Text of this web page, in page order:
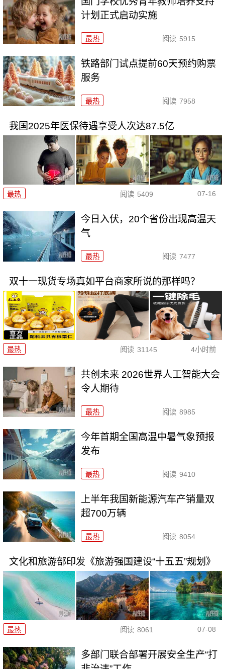
计划正式启动实施
最热 阅读 5915
铁路部门试点提前60天预约购票
服务
最热 阅读 7958
我国2025年医保待遇享受人次达87.5亿
最热 阅读 5409 07-16
今日入伏，20个省份出现高温天
气
最热 阅读 7477
双十一现货专场真如平台商家所说的那样吗？
最热 阅读 31145 4小时前
共创未来 2026世界人工智能大会
令人期待
最热 阅读 8985
今年首期全国高温中暑气象预报
发布
最热 阅读 9410
上半年我国新能源汽车产销量双
超700万辆
最热 阅读 8054
文化和旅游部印发《旅游强国建设“十五五”规划》
最热 阅读 8061 07-08
多部门联合部署开展安全生产“打